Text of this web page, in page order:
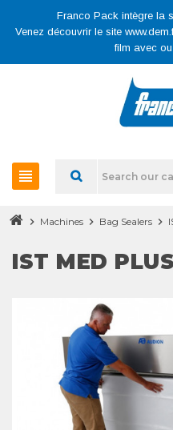
Franco Pack intègre la
Venez découvrir le site
film avec
view_headline
chevron_right Machines chevron_right Bag Sealers chevron_right
IST MED